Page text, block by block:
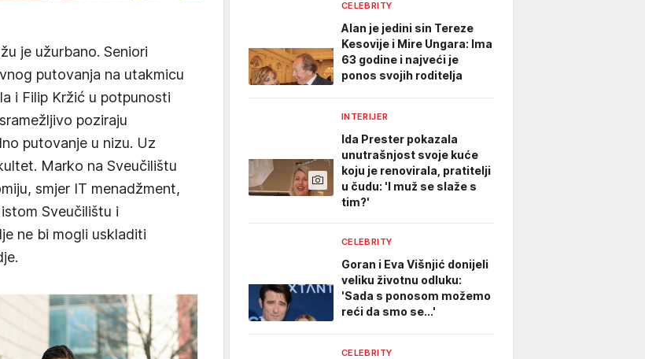
je užurbano. Seniori
putovanja na utakmicu
i Filip Kržić u potpunosti
poziraju
putovanje u nizu. Uz
Marko na Sveučilištu
smjer IT menadžment,
Sveučilištu i
ne bi mogli uskladiti
CELEBRITY
Alan je jedini sin Tereze
Kesovije i Mire Ungara: Ima
63 godine i najveći je
ponos svojih roditelja
INTERIJER
Ida Prester pokazala
unutrašnjost svoje kuće
koju je renovirala, pratitelji
u čudu: 'I muž se slaže s
tim?'
CELEBRITY
Goran i Eva Višnjić donijeli
veliku životnu odluku:
'Sada s ponosom možemo
reći da smo se...'
CELEBRITY